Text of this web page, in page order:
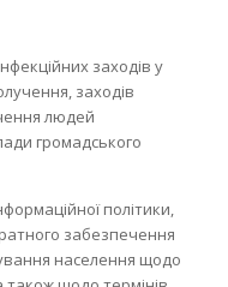
заходів у
заходів
людей
громадського
політики,
забезпечення
населення щодо